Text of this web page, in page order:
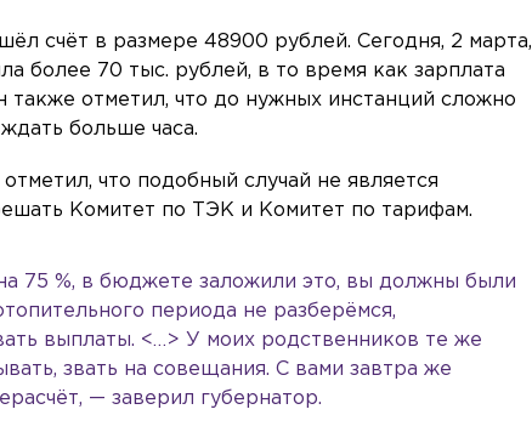
счёт в размере 48900 рублей. Сегодня, 2 марта,
более 70 тыс. рублей, в то время как зарплата
отметил, что до нужных инстанций сложно
больше часа.
что подобный случай не является
Комитет по ТЭК и Комитет по тарифам.
75 %, в бюджете заложили это, вы должны были
периода не разберёмся,
выплаты. <…> У моих родственников те же
звать на совещания. С вами завтра же
— заверил губернатор.